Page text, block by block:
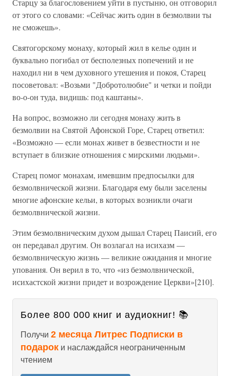
Старцу за благословением уйти в пустыню, он отговорил
от этого со словами: «Сейчас жить один в безмолвии ты
не сможешь».
Святогорскому монаху, который жил в келье один и
буквально погибал от бесполезных попечений и не
находил ни в чем духовного утешения и покоя, Старец
посоветовал: «Возьми "Добротолюбие" и четки и пойди
во-о-он туда, видишь: под каштаны».
На вопрос, возможно ли сегодня монаху жить в
безмолвии на Святой Афонской Горе, Старец ответил:
«Возможно — если монах живет в безвестности и не
вступает в близкие отношения с мирскими людьми».
Старец помог монахам, имевшим предпосылки для
безмолвнической жизни. Благодаря ему были заселены
многие афонские кельи, в которых возникли очаги
безмолвнической жизни.
Этим безмолвническим духом дышал Старец Паисий, его
он передавал другим. Он возлагал на исихазм —
безмолвническую жизнь — великие ожидания и многие
упования. Он верил в то, что «из безмолвнической,
исихастской жизни придет и возрождение Церкви»[210].
Более 800 000 книг и аудиокниг! 📚
Получи 2 месяца Литрес Подписки в
подарок и наслаждайся неограниченным
чтением